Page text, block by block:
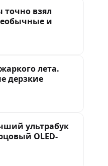
взял
и
лета.
дерзкие
ультрабук
OLED-